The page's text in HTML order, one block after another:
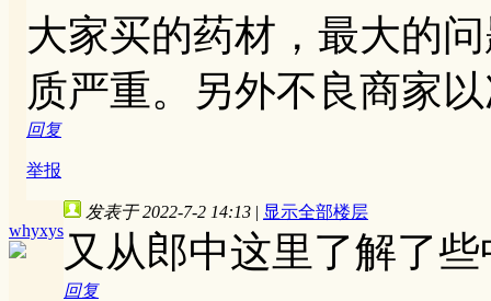
大家买的药材，最大的
质严重。另外不良商家
回复
举报
whyxys
发表于 2022-7-2 14:13 | 显示全部楼层
又从郎中这里了解了
回复